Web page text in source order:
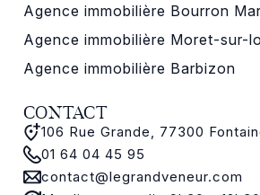
Agence immobilière Bourron
Agence immobilière Moret-sur-
Agence immobilière Barbizon
CONTACT
106 Rue Grande, 77300
01 64 04 45 95
contact@legrandveneur.com